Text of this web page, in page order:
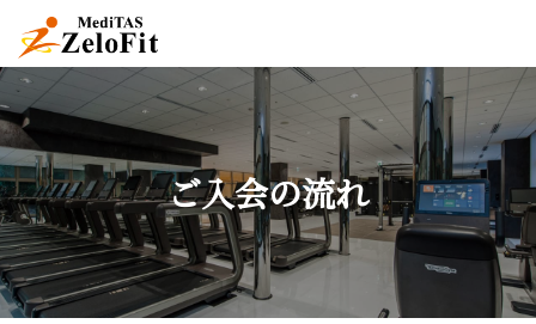
ン
ツ
へ
ス
キ
ッ
プ
ー
シ
ョ
ン
に
移
動
ご入会の流れ